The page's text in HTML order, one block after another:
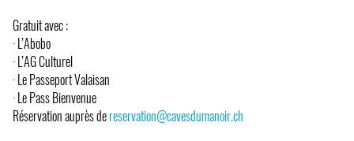
Gratuit avec :
· L’Abobo
· L’AG Culturel
· Le Passeport Valaisan
· Le Pass Bienvenue
Réservation auprès dereservation@cavesdumanoir.ch